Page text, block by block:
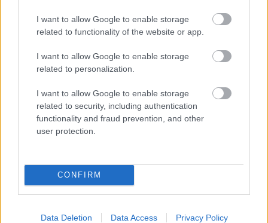
I want to allow Google to enable storage
related to functionality of the website or app.
I want to allow Google to enable storage
related to personalization.
I want to allow Google to enable storage
related to security, including authentication
functionality and fraud prevention, and other
user protection.
CONFIRM
Data Deletion Data Access Privacy Policy
Ha ezt érzed evés után, a szervezeted fontos dologra
próbál figyelmeztetni